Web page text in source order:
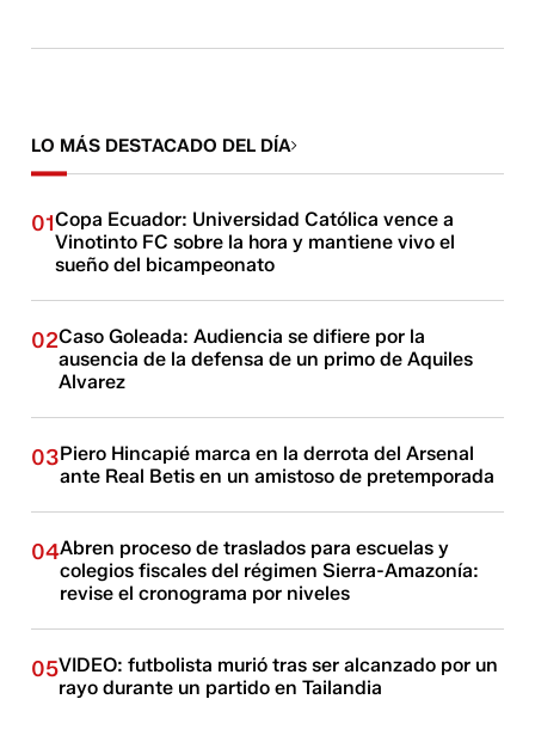
LO MÁS DESTACADO DEL DÍA
01Copa Ecuador: Universidad Católica vence a
Vinotinto FC sobre la hora y mantiene vivo el
sueño del bicampeonato
02Caso Goleada: Audiencia se difiere por la
ausencia de la defensa de un primo de Aquiles
Alvarez
03Piero Hincapié marca en la derrota del Arsenal
ante Real Betis en un amistoso de pretemporada
04Abren proceso de traslados para escuelas y
colegios fiscales del régimen Sierra-Amazonía:
revise el cronograma por niveles
05VIDEO: futbolista murió tras ser alcanzado por un
rayo durante un partido en Tailandia